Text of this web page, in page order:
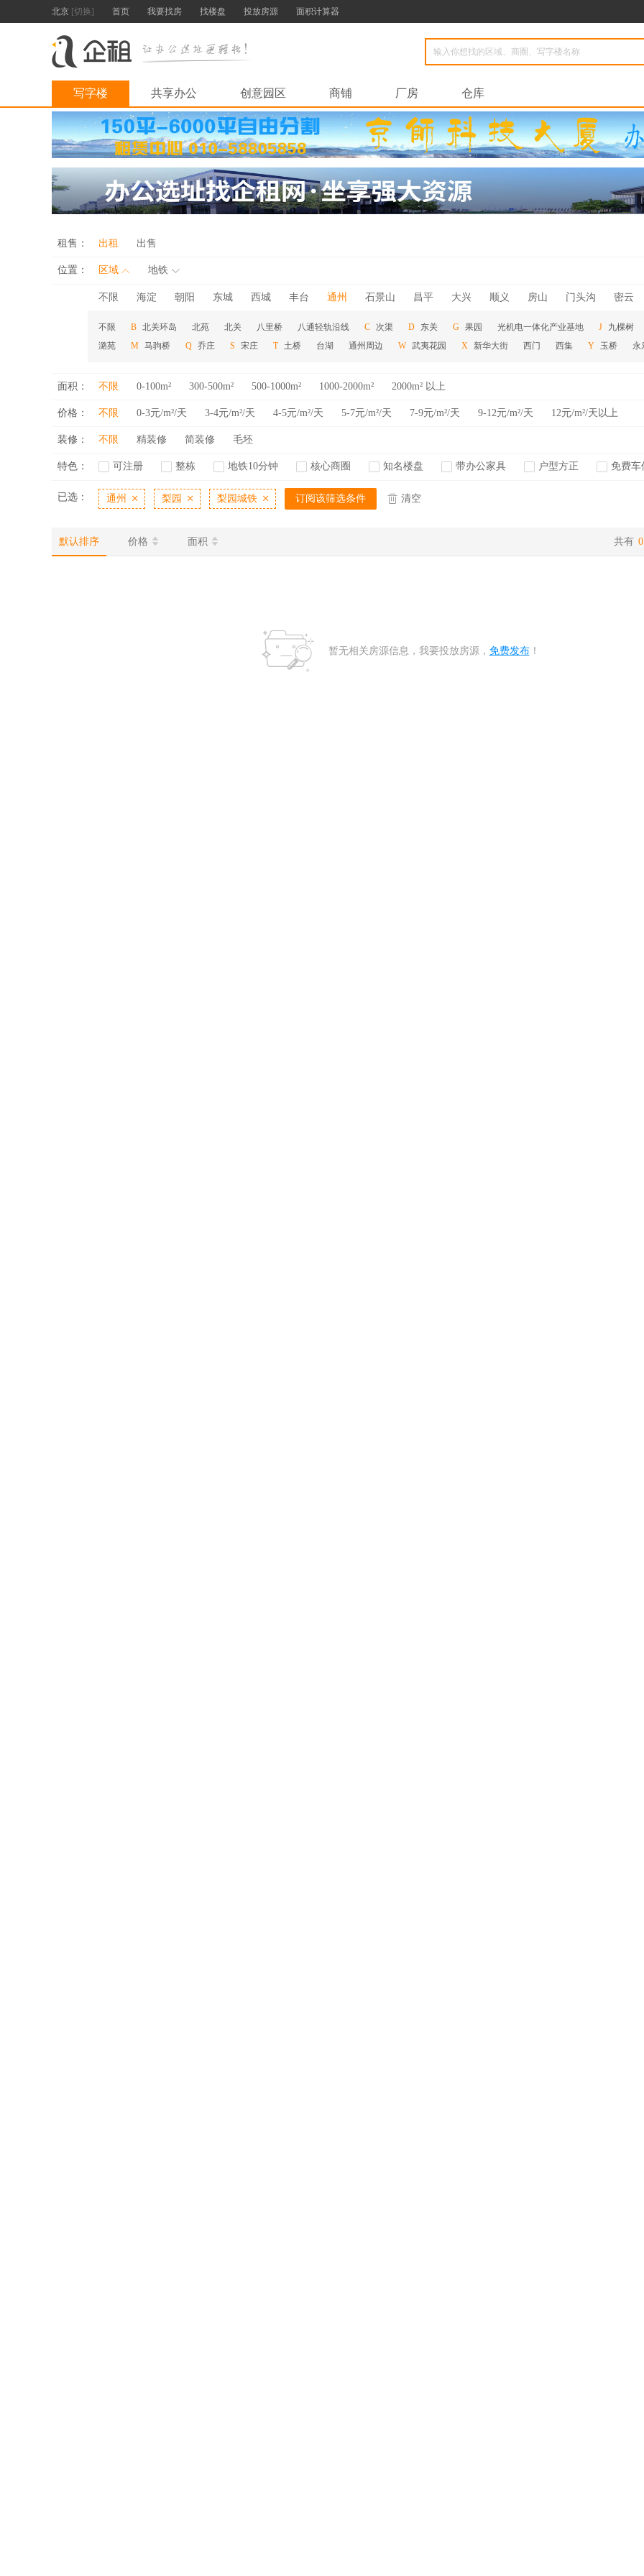
北京 [切换] 首页 我要找房 找楼盘 投放房源 面积计算器
写字楼 共享办公 创意园区 商铺 厂房 仓库
租售： 出租 出售
位置： 区域 地铁
不限 海淀 朝阳 东城 西城 丰台 通州 石景山 昌平 大兴 顺义 房山 门头沟 密云
不限 B 北关环岛 北苑 北关 八里桥 八通轻轨沿线 C 次渠 D 东关 G 果园 光机电一体化产业基地 J
九棵树
潞苑
M 马驹桥 Q 乔庄 S 宋庄 T 土桥 台湖 通州周边 W 武夷花园 X 新华大街 西门 西集 Y 玉桥 永
面积： 不限 0-100m² 300-500m² 500-1000m² 1000-2000m² 2000m² 以上
价格： 不限 0-3元/m²/天 3-4元/m²/天 4-5元/m²/天 5-7元/m²/天 7-9元/m²/天 9-12元/m²/天 12元/m²/天以上
装修： 不限 精装修 简装修 毛坯
特色： 可注册 整栋 地铁10分钟 核心商圈 知名楼盘 带办公家具 户型方正 免费车
已选： 通州 梨园 梨园城铁 订阅该筛选条件 清空
默认排序 价格 面积 共有
暂无相关房源信息，我要投放房源， 免费发布！